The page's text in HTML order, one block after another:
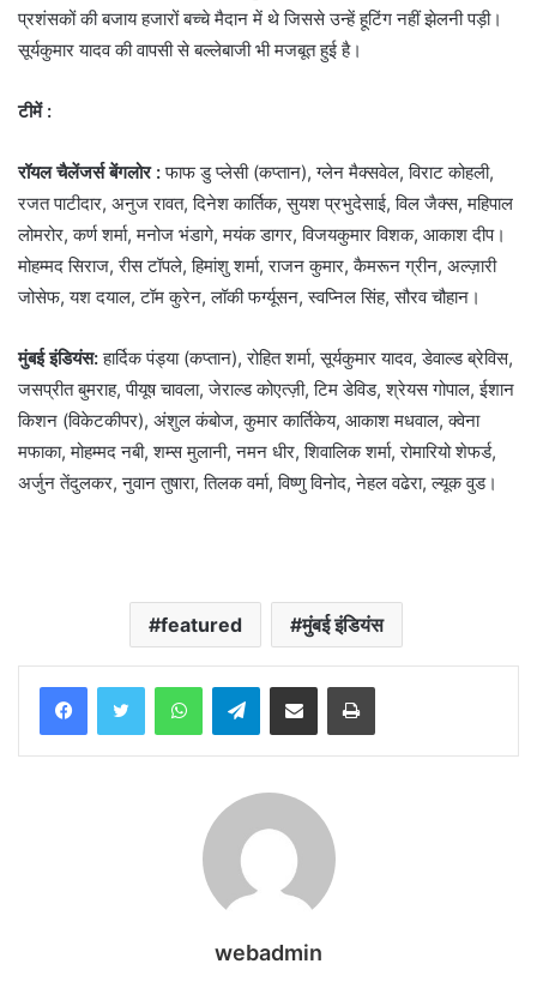
प्रशंसकों की बजाय हजारों बच्चे मैदान में थे जिससे उन्हें हूटिंग नहीं झेलनी पड़ी।
सूर्यकुमार यादव की वापसी से बल्लेबाजी भी मजबूत हुई है।
टीमें :
रॉयल चैलेंजर्स बेंगलोर :फाफ डु प्लेसी (कप्तान), ग्लेन मैक्सवेल, विराट कोहली,
रजत पाटीदार, अनुज रावत, दिनेश कार्तिक, सुयश प्रभुदेसाई, विल जैक्स, महिपाल
लोमरोर, कर्ण शर्मा, मनोज भंडागे, मयंक डागर, विजयकुमार विशक, आकाश दीप।
मोहम्मद सिराज, रीस टॉपले, हिमांशु शर्मा, राजन कुमार, कैमरून ग्रीन, अल्ज़ारी
जोसेफ, यश दयाल, टॉम कुरेन, लॉकी फर्ग्यूसन, स्वप्निल सिंह, सौरव चौहान।
मुंबई इंडियंस:हार्दिक पंड्या (कप्तान), रोहित शर्मा, सूर्यकुमार यादव, डेवाल्ड ब्रेविस,
जसप्रीत बुमराह, पीयूष चावला, जेराल्ड कोएत्ज़ी, टिम डेविड, श्रेयस गोपाल, ईशान
किशन (विकेटकीपर), अंशुल कंबोज, कुमार कार्तिकेय, आकाश मधवाल, क्वेना
मफाका, मोहम्मद नबी, शम्स मुलानी, नमन धीर, शिवालिक शर्मा, रोमारियो शेफर्ड,
अर्जुन तेंदुलकर, नुवान तुषारा, तिलक वर्मा, विष्णु विनोद, नेहल वढेरा, ल्यूक वुड।
featured मुंबई इंडियंस
WhatsAppTelegramShare via Email Print
webadmin